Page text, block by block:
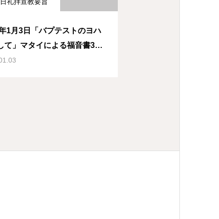
1月3日「バプテストのヨハ
て」マタイによる福音書3章
（斎藤信一郎牧師）